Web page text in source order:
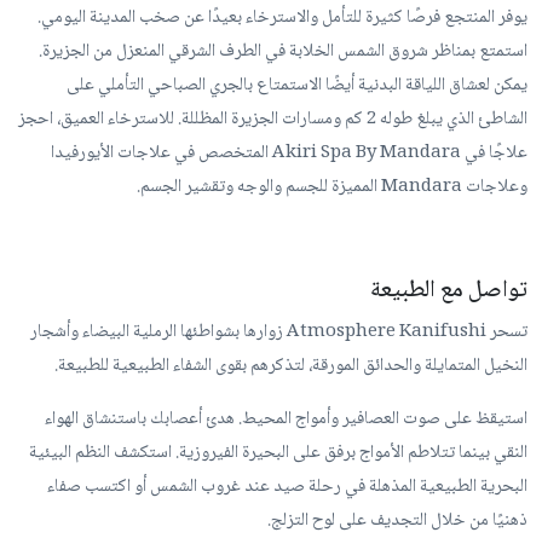
يوفر المنتجع فرصًا كثيرة للتأمل والاسترخاء بعيدًا عن صخب المدينة اليومي.
استمتع بمناظر شروق الشمس الخلابة في الطرف الشرقي المنعزل من الجزيرة.
يمكن لعشاق اللياقة البدنية أيضًا الاستمتاع بالجري الصباحي التأملي على
الشاطئ الذي يبلغ طوله 2 كم ومسارات الجزيرة المظللة. للاسترخاء العميق، احجز
علاجًا في Akiri Spa By Mandara المتخصص في علاجات الأيورفيدا
وعلاجات Mandara المميزة للجسم والوجه وتقشير الجسم.
تواصل مع الطبيعة
تسحر Atmosphere Kanifushi زوارها بشواطئها الرملية البيضاء وأشجار
النخيل المتمايلة والحدائق المورقة، لتذكرهم بقوى الشفاء الطبيعية للطبيعة.
استيقظ على صوت العصافير وأمواج المحيط. هدئ أعصابك باستنشاق الهواء
النقي بينما تتلاطم الأمواج برفق على البحيرة الفيروزية. استكشف النظم البيئية
البحرية الطبيعية المذهلة في رحلة صيد عند غروب الشمس أو اكتسب صفاء
ذهنيًا من خلال التجديف على لوح التزلج.